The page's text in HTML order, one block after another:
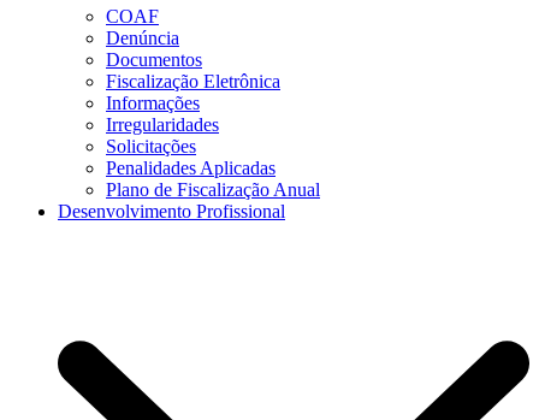
COAF
Denúncia
Documentos
Fiscalização Eletrônica
Informações
Irregularidades
Solicitações
Penalidades Aplicadas
Plano de Fiscalização Anual
Desenvolvimento Profissional